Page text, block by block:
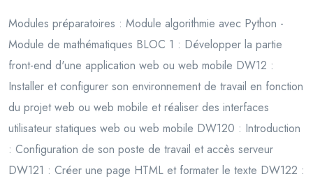
Modules préparatoires : Module algorithmie avec Python -
Module de mathématiques BLOC 1 : Développer la partie
front-end d'une application web ou web mobile DW12 :
Installer et configurer son environnement de travail en fonction
du projet web ou web mobile et réaliser des interfaces
utilisateur statiques web ou web mobile DW120 : Introduction
: Configuration de son poste de travail et accès serveur
DW121 : Créer une page HTML et formater le texte DW122 :